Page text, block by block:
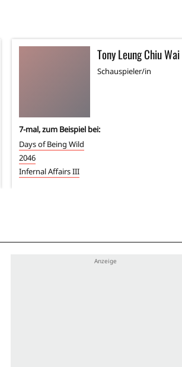
Tony Leung Chiu Wai
Schauspieler/in
7-mal, zum Beispiel bei:
Days of Being Wild
2046
Infernal Affairs III